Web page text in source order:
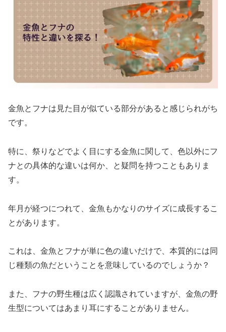
金魚とフナは見た目が似ている部分があると感じられがち
です。
特に、祭りなどでよく目にする金魚に関して、色以外にフ
ナとの具体的な違いは何か、と疑問を持つこともありま
す。
年月が経つにつれて、金魚もかなりのサイズに成長するこ
とがあります。
これは、金魚とフナが単に色の違いだけで、本質的には同
じ種類の魚だということを意味しているのでしょうか？
また、フナの野生種は広く認識されていますが、金魚の野
生型についてはあまり耳にすることがありません。